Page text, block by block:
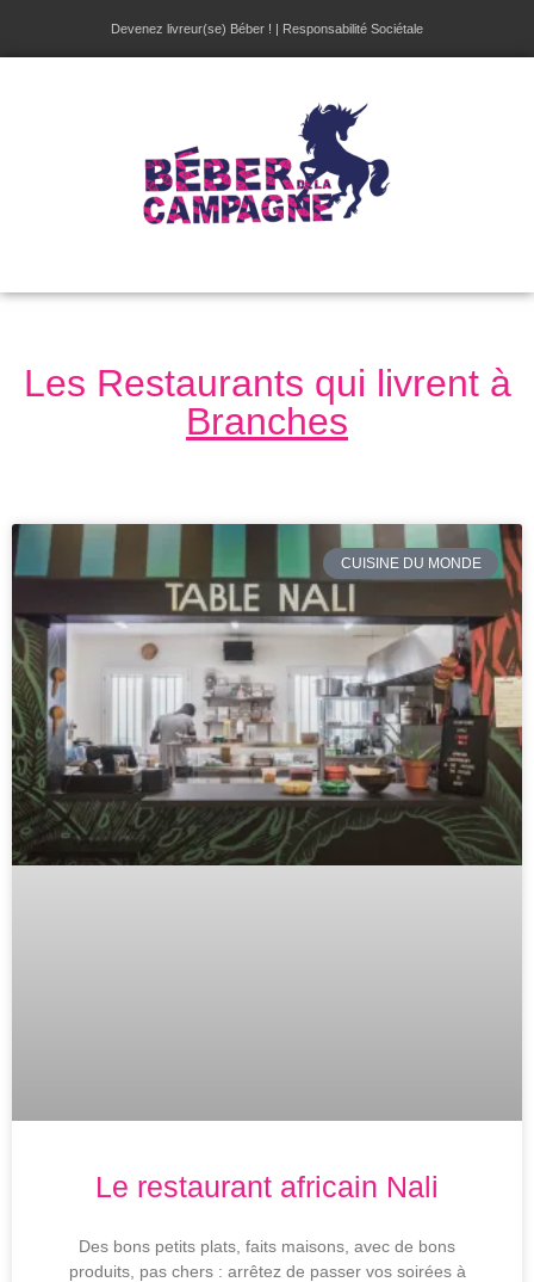
Devenez livreur(se) Béber ! | Responsabilité Sociétale
Les Restaurants qui livrent à
Branches
CUISINE DU MONDE
Le restaurant africain Nali
Des bons petits plats, faits maisons, avec de bons
produits, pas chers : arrêtez de passer vos soirées à